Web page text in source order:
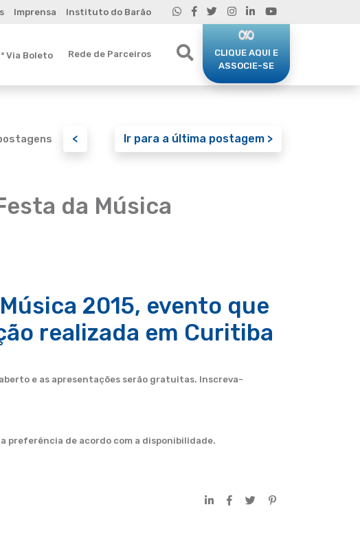
Imprensa Instituto do Barão
Via Boleto Rede de Parceiros
CLIQUE AQUI E
ASSOCIE-SE
< Ir para a última postagem >
da Música
2015, evento que
realizada em Curitiba
e as apresentações serão gratuitas. Inscreva-
preferência de acordo com a disponibilidade.